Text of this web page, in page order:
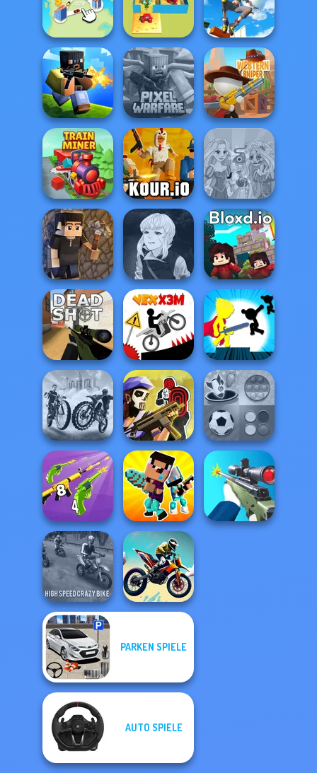
Veck.io
My Garden
Journey
Who Dies Last
State Connect
Alphabet Lore
Maze
Only Up 3D
Parkour Go
Ascend
Poxel.io
Minecraft Pixel
Warfare
Western Sniper
Train Miner Kour.io
Rapunzel
Zombie Curse
Vectaria.io
Manga Creator
Vampire Hunter
P...
Bloxd.io
Deadshot.io Vex X3M
Stickman The
Flash
City Bike Racing
Champion
Tom Clancy's
Shootout
Mind Games for
2-3-4 Player
Merge 2048 Gun
Rush
Noob vs Pro
Challenge
High Speed Crazy
Bike
PARKEN SPIELE
AUTO SPIELE